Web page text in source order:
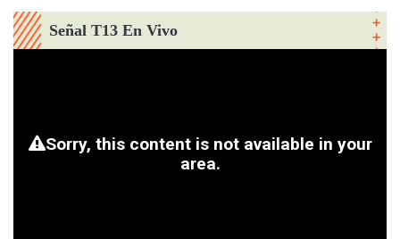
Señal T13 En Vivo